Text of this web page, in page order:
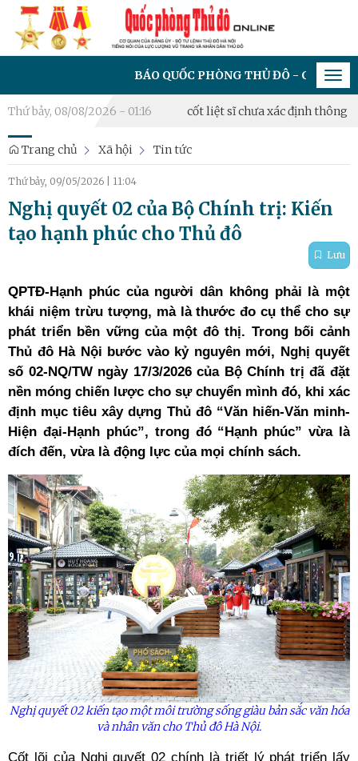
BÁO QUỐC PHÒNG THỦ ĐÔ - CƠ QUAN CỦA
Thứ bảy, 08/08/2026 - 01:16
Triển khai lấy mẫu hài cốt liệt sĩ chưa xác định thông tin tại
Trang chủ Xã hội Tin tức
Thứ bảy, 09/05/2026 11:04
Nghị quyết 02 của Bộ Chính trị: Kiến
tạo hạnh phúc cho Thủ đô
Lưu
QPTĐ-Hạnh phúc của người dân không phải là một
khái niệm trừu tượng, mà là thước đo cụ thể cho sự
phát triển bền vững của một đô thị. Trong bối cảnh
Thủ đô Hà Nội bước vào kỷ nguyên mới, Nghị quyết
số 02-NQ/TW ngày 17/3/2026 của Bộ Chính trị đã đặt
nền móng chiến lược cho sự chuyển mình đó, khi xác
định mục tiêu xây dựng Thủ đô “Văn hiến-Văn minh-
Hiện đại-Hạnh phúc”, trong đó “Hạnh phúc” vừa là
đích đến, vừa là động lực của mọi chính sách.
Nghị quyết 02 kiến tạo một môi trường sống giàu bản sắc văn hóa
và nhân văn cho Thủ đô Hà Nội.
Cốt lõi của Nghị quyết 02 chính là triết lý phát triển lấy